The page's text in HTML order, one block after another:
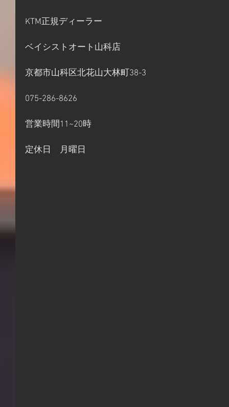
KTM正規ディーラー
ベイシストオート山科店
京都市山科区北花山大林町38-3
075-286-8626
営業時間11~20時
定休日　月曜日